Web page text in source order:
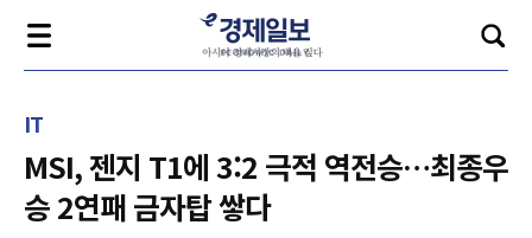
IT
MSI, 젠지 T1에 3:2 극적 역전승…최종우
승 2연패 금자탑 쌓다